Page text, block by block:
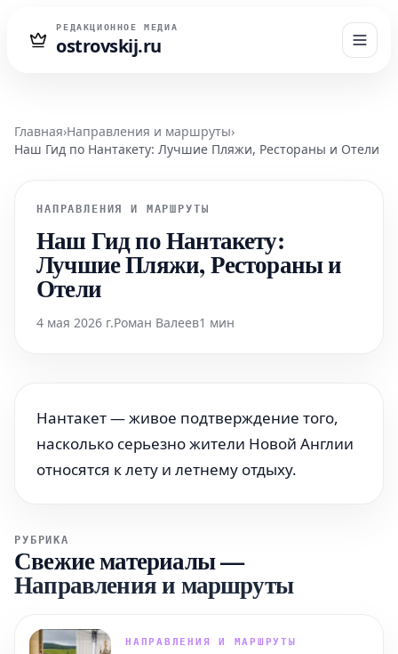
РЕДАКЦИОННОЕ МЕДИА
ostrovskij.ru
Главная›Направления и маршруты›
Наш Гид по Нантакету: Лучшие Пляжи, Рестораны и Отели
НАПРАВЛЕНИЯ И МАРШРУТЫ
Наш Гид по Нантакету:
Лучшие Пляжи, Рестораны и
Отели
4 мая 2026 г.Роман Валеев1 мин
Нантакет — живое подтверждение того,
насколько серьезно жители Новой Англии
относятся к лету и летнему отдыху.
РУБРИКА
Свежие материалы—
Направления и маршруты
НАПРАВЛЕНИЯ И МАРШРУТЫ